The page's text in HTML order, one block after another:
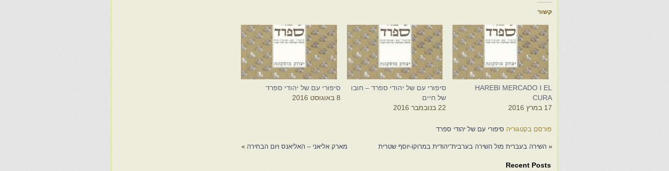
קשור
HAREBI MERCADO I EL
CURA
17 במרץ 2016
סיפורי עם של יהודי ספרד – חובו
של חיים
22 בנובמבר 2016
סיפורי עם של יהודי ספרד
8 באוגוסט 2016
פורסם בקטגוריה סיפורי עם של יהודי ספרד
« השירה בעברית מול השירה בערבית־יהודית במרוקו-יוסף שטרית מארק אליאני – האליאנס ויום הבחירה »
Recent Posts